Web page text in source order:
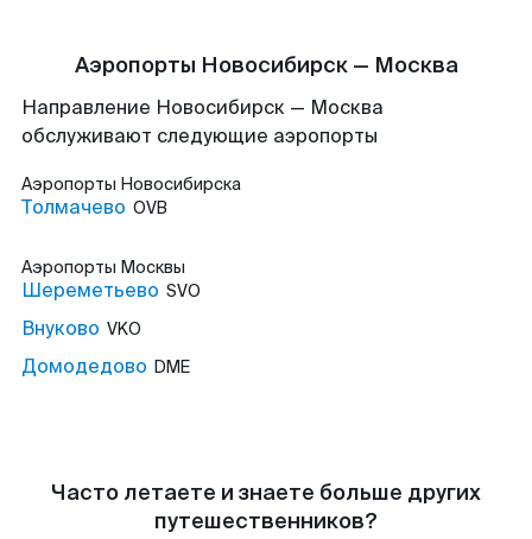
Аэропорты Новосибирск — Москва
Направление Новосибирск — Москва
обслуживают следующие аэропорты
Аэропорты Новосибирска
Толмачево OVB
Аэропорты Москвы
Шереметьево SVO
Внуково VKO
Домодедово DME
Часто летаете и знаете больше других
путешественников?